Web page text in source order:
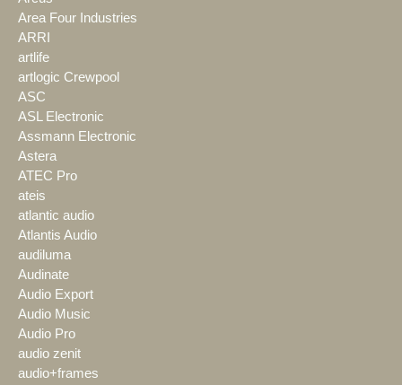
Area Four Industries
ARRI
artlife
artlogic Crewpool
ASC
ASL Electronic
Assmann Electronic
Astera
ATEC Pro
ateis
atlantic audio
Atlantis Audio
audiluma
Audinate
Audio Export
Audio Music
Audio Pro
audio zenit
audio+frames